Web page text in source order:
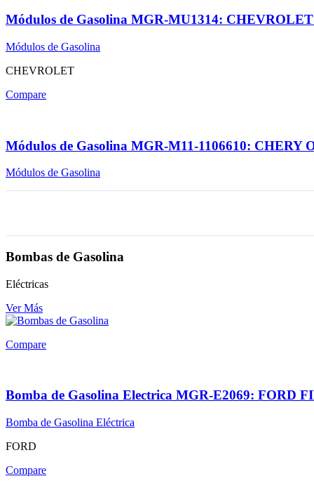
Módulos de Gasolina MGR-MU1314:
Módulos de Gasolina
CHEVROLET
Compare
Módulos de Gasolina MGR-M11-1106610: CHERY
Módulos de Gasolina
Bombas de Gasolina
Eléctricas
Ver Más
Compare
Bomba de Gasolina Electrica MGR-E2069: FORD
Bomba de Gasolina Eléctrica
FORD
Compare